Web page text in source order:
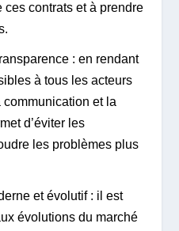
ces contrats et à prendre
: en rendant
à tous les acteurs
et la
d’éviter les
les problèmes plus
et évolutif : il est
évolutions du marché